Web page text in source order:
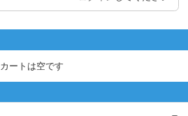
カートは空です